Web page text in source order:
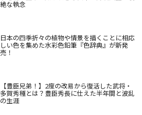
絶な執念
日本の四季折々の植物や情景を描くことに相応
しい色を集めた水彩色鉛筆『色辞典』が新発
売！
【豊臣兄弟！】2度の改易から復活した武将・
多賀秀種とは？豊臣秀長に仕えた半年間と波乱
の生涯